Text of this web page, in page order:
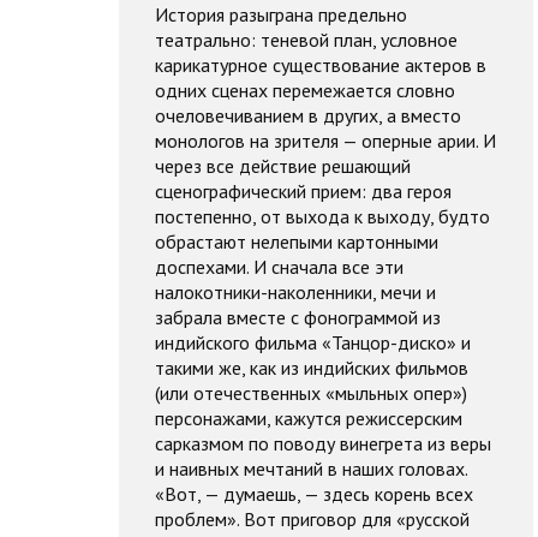
История разыграна предельно
театрально: теневой план, условное
карикатурное существование актеров в
одних сценах перемежается словно
очеловечиванием в других, а вместо
монологов на зрителя — оперные арии. И
через все действие решающий
сценографический прием: два героя
постепенно, от выхода к выходу, будто
обрастают нелепыми картонными
доспехами. И сначала все эти
налокотники-наколенники, мечи и
забрала вместе с фонограммой из
индийского фильма «Танцор-диско» и
такими же, как из индийских фильмов
(или отечественных «мыльных опер»)
персонажами, кажутся режиссерским
сарказмом по поводу винегрета из веры
и наивных мечтаний в наших головах.
«Вот, — думаешь, — здесь корень всех
проблем». Вот приговор для «русской